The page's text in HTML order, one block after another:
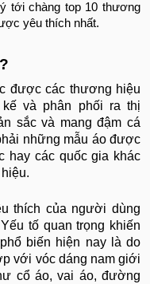
tới chàng top 10 thương
yêu thích nhất.
được các thương hiệu
và phân phối ra thị
sắc và mang đậm cá
những mẫu áo được
hay các quốc gia khác
thích của người dùng
tố quan trọng khiến
biến hiện nay là do
với vóc dáng nam giới
cổ áo, vai áo, đường